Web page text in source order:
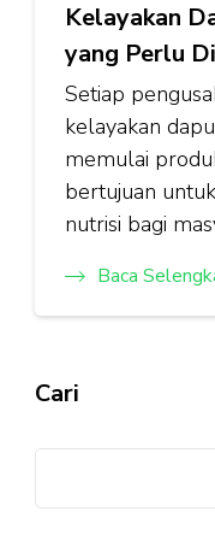
Kelayakan
yang Perlu
Setiap
kelayakan
memulai
bertujuan
nutrisi bagi
Baca
Cari